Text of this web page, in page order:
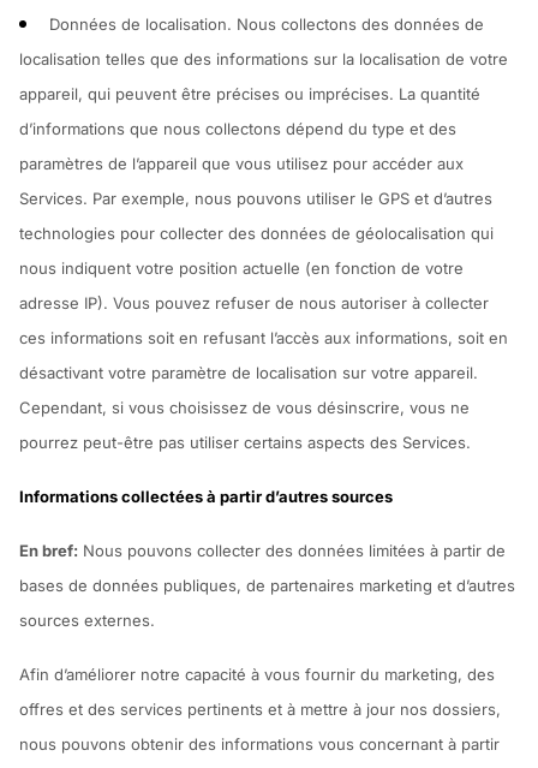
Données de localisation. Nous collectons des données de
localisation telles que des informations sur la localisation de votre
appareil, qui peuvent être précises ou imprécises. La quantité
d’informations que nous collectons dépend du type et des
paramètres de l’appareil que vous utilisez pour accéder aux
Services. Par exemple, nous pouvons utiliser le GPS et d’autres
technologies pour collecter des données de géolocalisation qui
nous indiquent votre position actuelle (en fonction de votre
adresse IP). Vous pouvez refuser de nous autoriser à collecter
ces informations soit en refusant l’accès aux informations, soit en
désactivant votre paramètre de localisation sur votre appareil.
Cependant, si vous choisissez de vous désinscrire, vous ne
pourrez peut-être pas utiliser certains aspects des Services.
Informations collectées à partir d’autres sources
En bref: Nous pouvons collecter des données limitées à partir de
bases de données publiques, de partenaires marketing et d’autres
sources externes.
Afin d’améliorer notre capacité à vous fournir du marketing, des
offres et des services pertinents et à mettre à jour nos dossiers,
nous pouvons obtenir des informations vous concernant à partir